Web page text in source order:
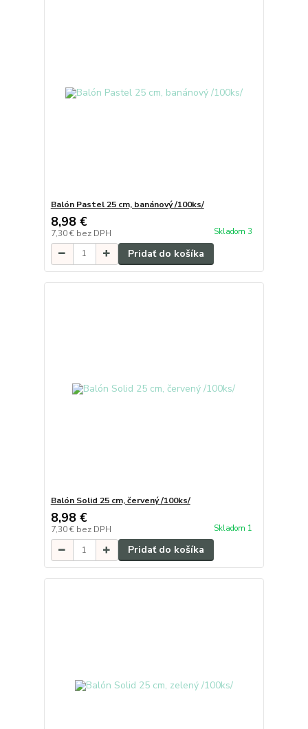
Balón Pastel 25 cm, banánový /100ks/
8,98 €
7,30 € bez DPH Skladom 3
Pridať do košíka
Balón Solid 25 cm, červený /100ks/
8,98 €
7,30 € bez DPH Skladom 1
Pridať do košíka